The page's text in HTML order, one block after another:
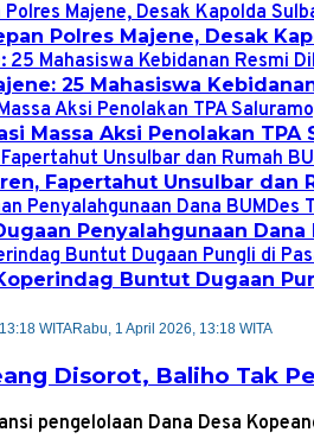
Polres Majene, Desak
25 Mahasiswa
Massa Aksi Penolakan
Fapertahut Unsulbar dan
Penyalahgunaan Dana
Buntut Dugaan
WITARabu, 1 April 2026, 13:18 WITA
Disorot, Baliho Tak
pengelolaan Dana Desa